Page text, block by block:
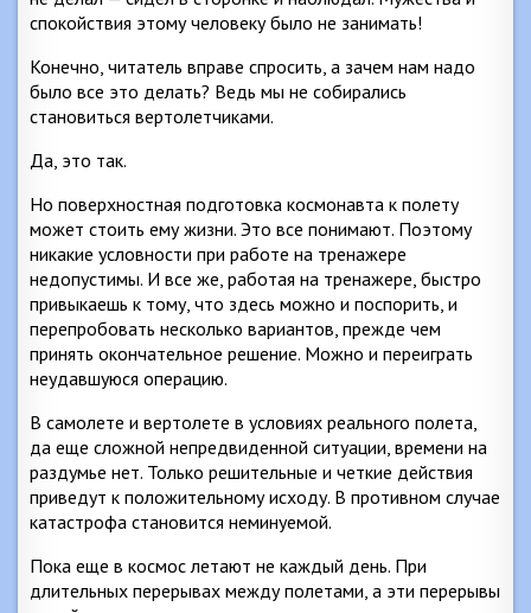
спокойствия этому человеку было не занимать!
Конечно, читатель вправе спросить, а зачем нам надо
было все это делать? Ведь мы не собирались
становиться вертолетчиками.
Да, это так.
Но поверхностная подготовка космонавта к полету
может стоить ему жизни. Это все понимают. Поэтому
никакие условности при работе на тренажере
недопустимы. И все же, работая на тренажере, быстро
привыкаешь к тому, что здесь можно и поспорить, и
перепробовать несколько вариантов, прежде чем
принять окончательное решение. Можно и переиграть
неудавшуюся операцию.
В самолете и вертолете в условиях реального полета,
да еще сложной непредвиденной ситуации, времени на
раздумье нет. Только решительные и четкие действия
приведут к положительному исходу. В противном случае
катастрофа становится неминуемой.
Пока еще в космос летают не каждый день. При
длительных перерывах между полетами, а эти перерывы